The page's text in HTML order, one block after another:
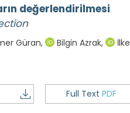
değerlendirilmesi
Güran, Bilgin Azrak,
İlke
Full Text PDF